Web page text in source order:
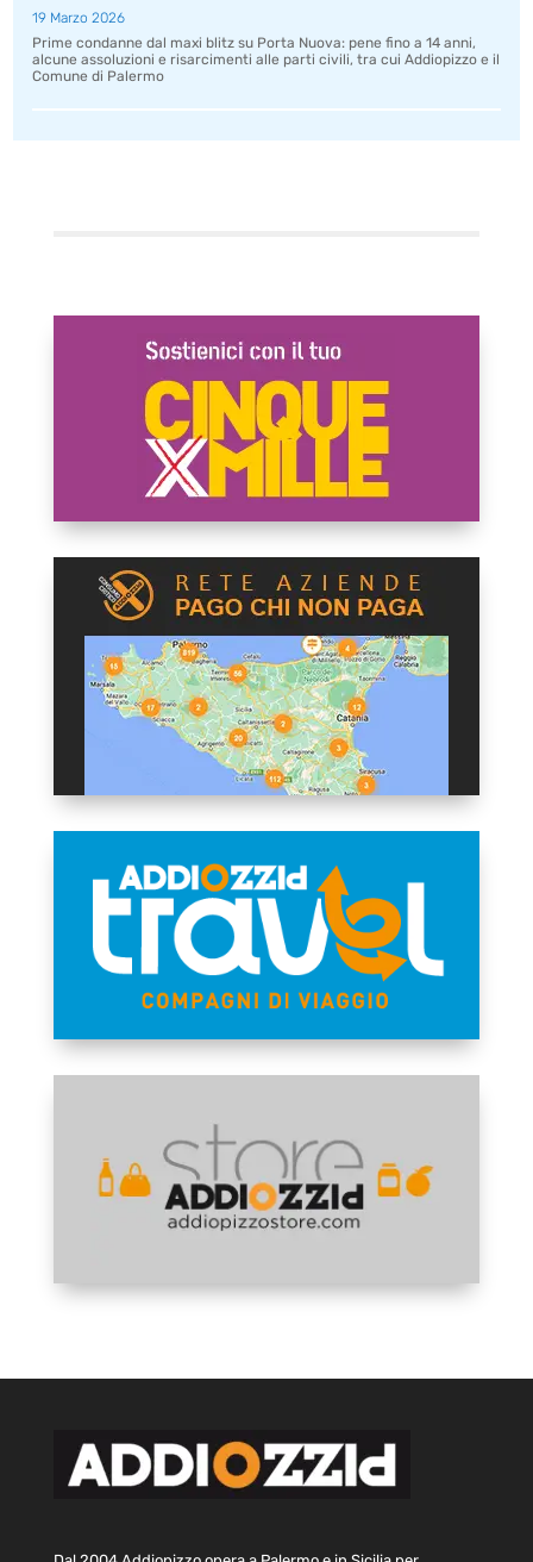
19 Marzo 2026
Prime condanne dal maxi blitz su Porta Nuova: pene fino a 14 anni,
alcune assoluzioni e risarcimenti alle parti civili, tra cui Addiopizzo e il
Comune di Palermo